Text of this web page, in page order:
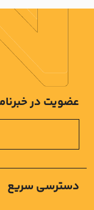
دسترسی سریع
عضویت در